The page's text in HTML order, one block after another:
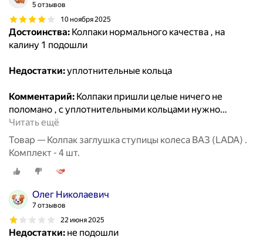
5 отзывов
10 ноября 2025
Достоинства: Колпаки нормального качества , на
калину 1 подошли
Недостатки:уплотнительные кольца
Комментарий: Колпаки пришли целые ничего не
поломано , с уплотнительными кольцами нужно…
Читать ещё
Товар — Колпак заглушка ступицы колеса ВАЗ (LADA) .
Комплект - 4 шт.
Олег Николаевич
7 отзывов
22 июня 2025
Недостатки: не подошли